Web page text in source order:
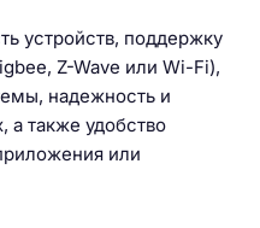
устройств, поддержку
Z-Wave или Wi-Fi),
надежность и
а также удобство
или